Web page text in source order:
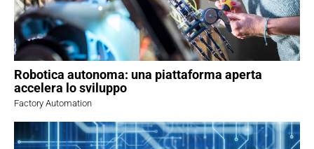
Robotica autonoma: una piattaforma aperta
accelera lo sviluppo
Factory Automation